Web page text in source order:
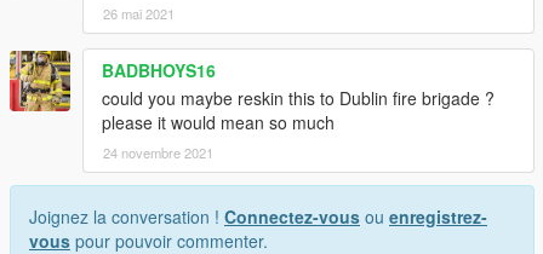
26 mai 2021
BADBHOYS16
could you maybe reskin this to Dublin fire brigade ?
please it would mean so much
24 novembre 2021
Joignez la conversation ! Connectez-vous ou enregistrez-
vous pour pouvoir commenter.